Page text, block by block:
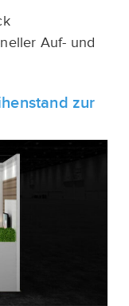
Auf- und
zur